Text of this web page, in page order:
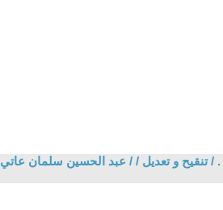
/ تنقيح و تعديل / / عبد الحسين سلمان عاتي